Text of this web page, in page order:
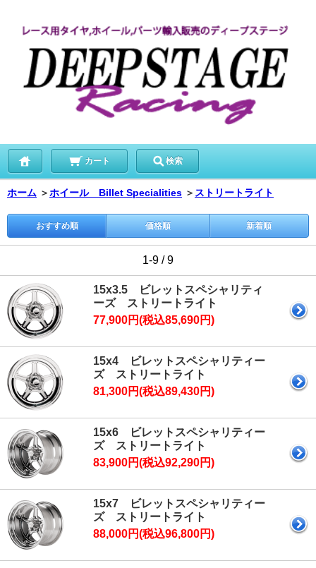
カート 検索
ホーム ＞ホイール Billet Specialities ＞ ストリートライト
おすすめ順 価格順 新着順
1-9 / 9
15x3.5 ビレットスペシャリティ
ーズ ストリートライト
77,900円(税込85,690円)
15x4 ビレットスペシャリティー
ズ ストリートライト
81,300円(税込89,430円)
15x6 ビレットスペシャリティー
ズ ストリートライト
83,900円(税込92,290円)
15x7 ビレットスペシャリティー
ズ ストリートライト
88,000円(税込96,800円)